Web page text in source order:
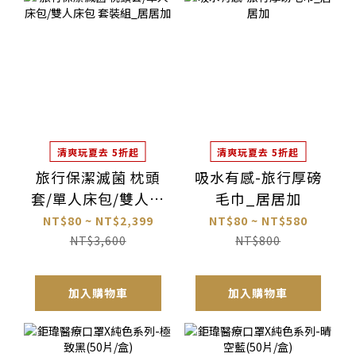
清爽玩夏去 5折起
旅行保潔滅菌 枕頭
套/單人床包/雙人床
包 套裝組_居居加
NT$80 ~ NT$2,399
NT$3,600
加入購物車
清爽玩夏去 5折起
吸水有感-旅行厚磅
毛巾_居居加
NT$80 ~ NT$580
NT$800
加入購物車